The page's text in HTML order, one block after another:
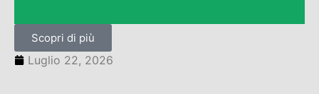
Scopri di più
Luglio 22, 2026